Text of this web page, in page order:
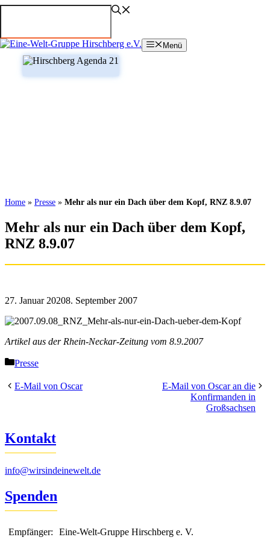
Zum
Menü
Home » Presse » Mehr als nur ein Dach über dem Kopf, RNZ 8.9.07
Mehr als nur ein Dach über dem Kopf,
RNZ 8.9.07
27. Januar 20208. September 2007
Artikel aus der Rhein-Neckar-Zeitung vom 8.9.2007
Kategorien
Presse
E-Mail von Oscar
E-Mail von Oscar an die
Konfirmanden in
Großsachsen
Kontakt
info@wirsindeinewelt.de
Spenden
Empfänger: Eine-Welt-Gruppe Hirschberg e. V.